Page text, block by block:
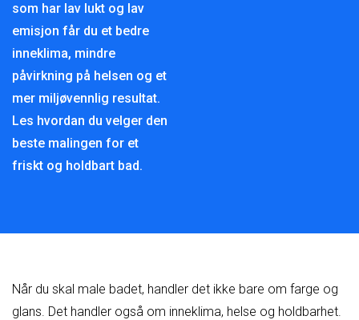
som har lav lukt og lav
emisjon får du et bedre
inneklima, mindre
påvirkning på helsen og et
mer miljøvennlig resultat.
Les hvordan du velger den
beste malingen for et
friskt og holdbart bad.
Når du skal male badet, handler det ikke bare om farge og
glans. Det handler også om inneklima, helse og holdbarhet.